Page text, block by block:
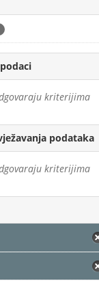
kriterijima
podataka
kriterijima